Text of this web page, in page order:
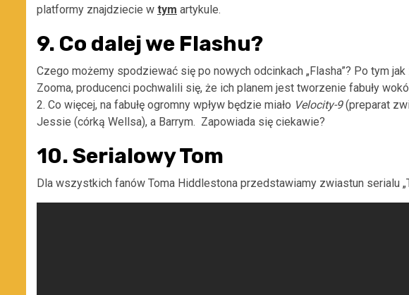
platformy znajdziecie w tym artykule.
9. Co dalej we Flashu?
Czego możemy spodziewać się po nowych odcinkach „Flasha”? Po tym
Zooma, producenci pochwalili się, że ich planem jest tworzenie fabuły
2. Co więcej, na fabułę ogromny wpływ będzie miało Velocity-9(preparat
Jessie (córką Wellsa), a Barrym. Zapowiada się ciekawie?
10. Serialowy Tom
Dla wszystkich fanów Toma Hiddlestona przedstawiamy zwiastun serialu